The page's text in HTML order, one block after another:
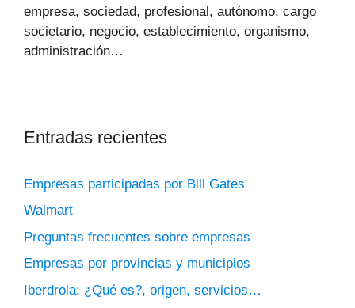
empresa, sociedad, profesional, autónomo, cargo
societario, negocio, establecimiento, organismo,
administración…
Entradas recientes
Empresas participadas por Bill Gates
Walmart
Preguntas frecuentes sobre empresas
Empresas por provincias y municipios
Iberdrola: ¿Qué es?, origen, servicios…